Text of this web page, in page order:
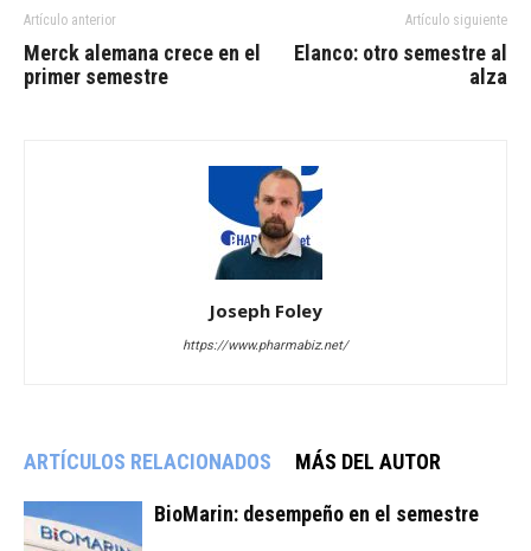
Artículo anterior
Merck alemana crece en el
primer semestre
Artículo siguiente
Elanco: otro semestre al
alza
Joseph Foley
https://www.pharmabiz.net/
ARTÍCULOS RELACIONADOS MÁS DEL AUTOR
BioMarin: desempeño en el semestre